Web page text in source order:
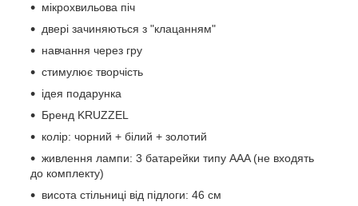
мікрохвильова піч
двері зачиняються з "клацанням"
навчання через гру
стимулює творчість
ідея подарунка
Бренд KRUZZEL
колір: чорний + білий + золотий
живлення лампи: 3 батарейки типу AAA (не входять
до комплекту)
висота стільниці від підлоги: 46 см